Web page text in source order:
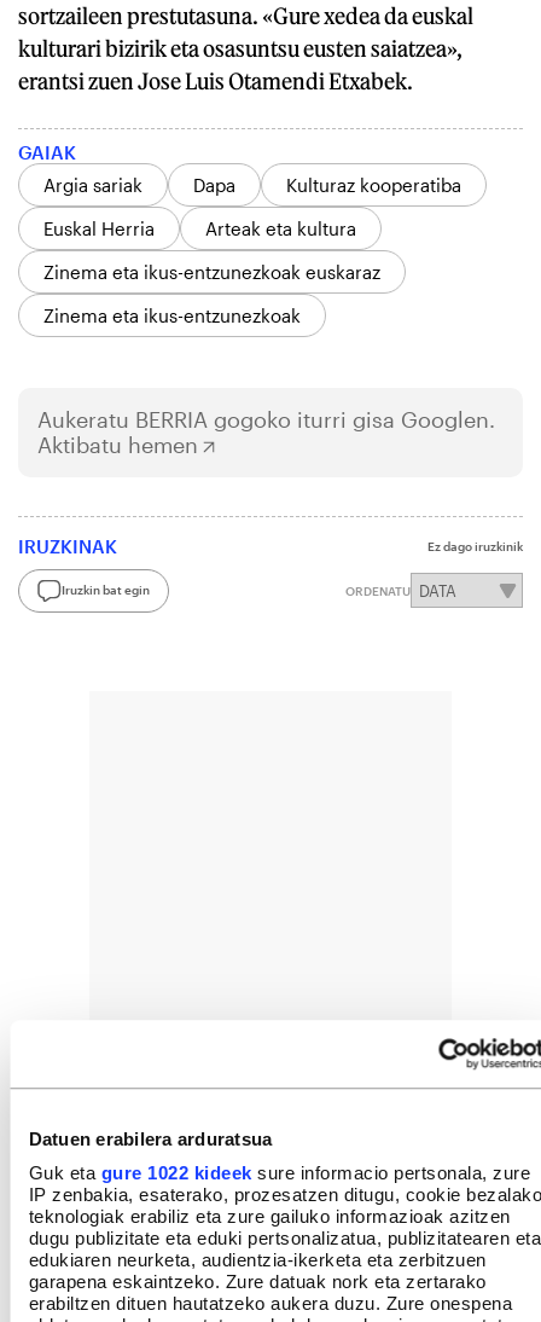
Datuen erabilera arduratsua
Guk eta gure 1022 kideek sure informacio pertsonala, zure
IP zenbakia, esaterako, prozesatzen ditugu, cookie bezalako
teknologiak erabiliz eta zure gailuko informazioak azitzen
dugu publizitate eta eduki pertsonalizatua, publizitatearen eta
edukiaren neurketa, audientzia-ikerketa eta zerbitzuen
garapena eskaintzeko. Zure datuak nork eta zertarako
erabiltzen dituen hautatzeko aukera duzu. Zure onespena
sortzaileen prestutasuna. «Gure xedea da euskal
kulturari bizirik eta osasuntsu eusten saiatzea»,
erantsi zuen Jose Luis Otamendi Etxabek.
GAIAK
Argia sariak
Dapa
Kulturaz kooperatiba
Euskal Herria
Arteak eta kultura
Zinema eta ikus-entzunezkoak euskaraz
Zinema eta ikus-entzunezkoak
Aukeratu BERRIA gogoko iturri gisa Googlen.
Aktibatu hemen
IRUZKINAK Ez dago iruzkinik
Iruzkin bat egin ORDENATU